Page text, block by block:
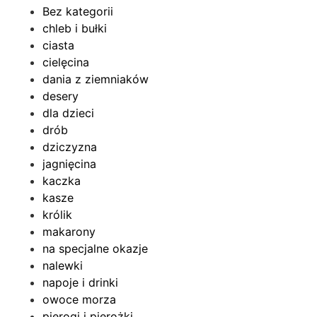
Bez kategorii
chleb i bułki
ciasta
cielęcina
dania z ziemniaków
desery
dla dzieci
drób
dziczyzna
jagnięcina
kaczka
kasze
królik
makarony
na specjalne okazje
nalewki
napoje i drinki
owoce morza